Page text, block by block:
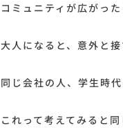
コミュニティが広がった
大人になると、意外と
同じ会社の人、学生時
これって考えてみると